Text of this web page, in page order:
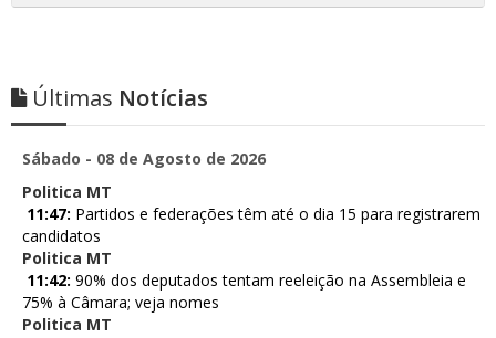
Últimas Notícias
Sábado - 08 de Agosto de 2026
Politica MT
11:47: Partidos e federações têm até o dia 15 para registrarem
candidatos
Politica MT
11:42: 90% dos deputados tentam reeleição na Assembleia e
75% à Câmara; veja nomes
Politica MT